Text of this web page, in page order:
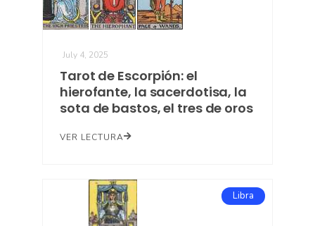
July 4, 2025
Tarot de Escorpión: el
hierofante, la sacerdotisa, la
sota de bastos, el tres de oros
VER LECTURA
Libra